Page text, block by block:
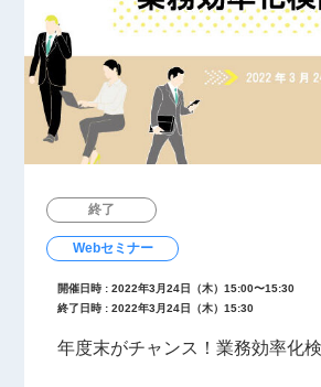
終了
Webセミナー
開催日時 : 2022年3月24日（木）15:00〜15:30
終了日時 : 2022年3月24日（木）15:30
年度末がチャンス！業務効率化